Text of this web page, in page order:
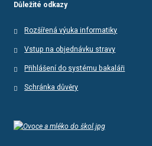
Důležité odkazy
Rozšířená výuka informatiky
Vstup na objednávku stravy
Přihlášení do systému bakaláři
Schránka důvěry